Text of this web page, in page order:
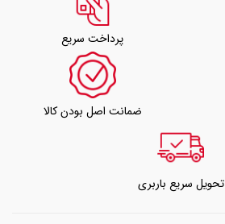
پرداخت سریع
ضمانت اصل بودن کالا
تحویل سریع باربری